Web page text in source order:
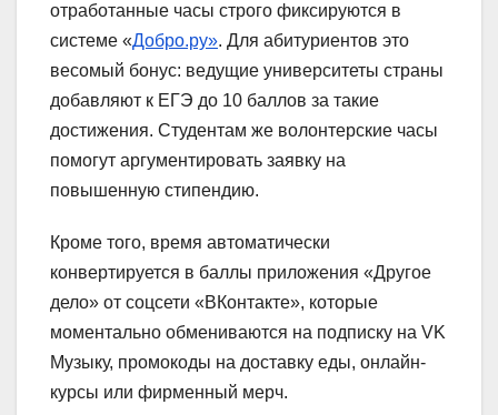
отработанные часы строго фиксируются в
системе «Добро.ру». Для абитуриентов это
весомый бонус: ведущие университеты страны
добавляют к ЕГЭ до 10 баллов за такие
достижения. Студентам же волонтерские часы
помогут аргументировать заявку на
повышенную стипендию.
Кроме того, время автоматически
конвертируется в баллы приложения «Другое
дело» от соцсети «ВКонтакте», которые
моментально обмениваются на подписку на VK
Музыку, промокоды на доставку еды, онлайн-
курсы или фирменный мерч.